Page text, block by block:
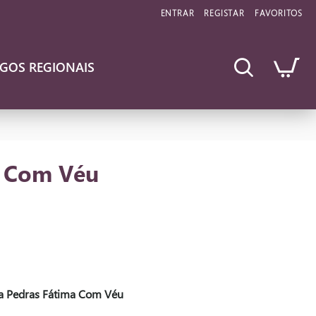
ENTRAR REGISTAR FAVORITOS
REGIONAIS
Véu
Fátima Com Véu